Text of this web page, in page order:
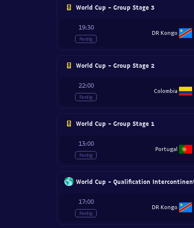
World Cup - Group Stage 3
19:30
Ferdig
DR Kongo
World Cup - Group Stage 2
22:00
Ferdig
Colombia
World Cup - Group Stage 1
13:00
Ferdig
Portugal
World Cup - Qualification
17:00
Ferdig
DR Kongo